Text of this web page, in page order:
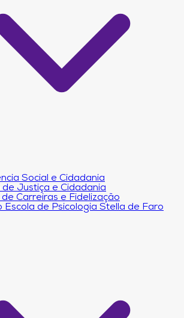
Social e Cidadania
de Justiça e Cidadania
de Carreiras e Fidelização
Escola de Psicologia Stella de Faro